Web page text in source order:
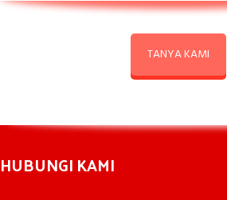
TANYA KAMI
HUBUNGI KAMI